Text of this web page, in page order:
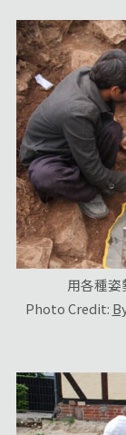
用各種姿
Photo Credit: